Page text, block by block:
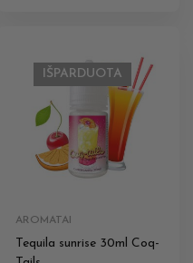
IŠPARDUOTA
AROMATAI
Tequila sunrise 30ml Coq-